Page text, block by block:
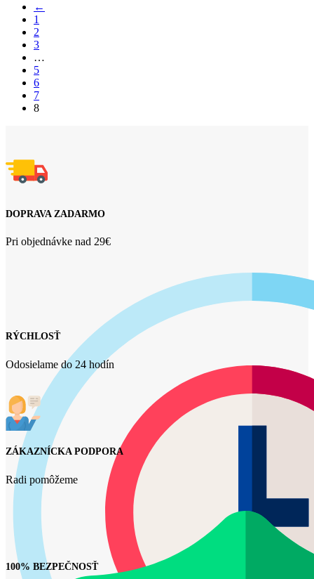
←
1
2
3
…
5
6
7
8
DOPRAVA ZADARMO
Pri objednávke nad 29€
RÝCHLOSŤ
Odosielame do 24 hodín
ZÁKAZNÍCKA PODPORA
Radi pomôžeme
100% BEZPEČNOSŤ